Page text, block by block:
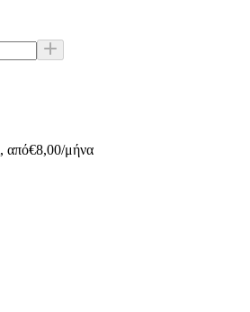
, από€8,00/μήνα